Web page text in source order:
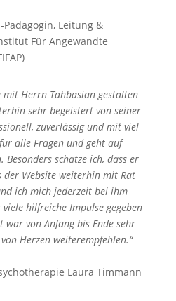
Leitung &
Für Angewandte
mit Herrn Tahbasian gestalten
sehr begeistert von seiner
zuverlässig und mit viel
alle Fragen und geht auf
Besonders schätze ich, dass er
der Website weiterhin mit Rat
ich mich jederzeit bei ihm
hilfreiche Impulse gegeben
von Anfang bis Ende sehr
Herzen weiterempfehlen.“
Laura Timmann